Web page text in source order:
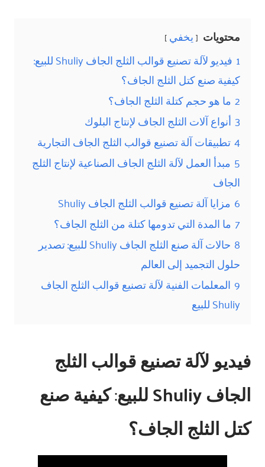
محتويات يخفي
1
فيديو لآلة تصنيع قوالب الثلج الجاف Shuliy للبيع:
كيفية صنع كتل الثلج الجاف؟
2 ما هو حجم كتلة الثلج الجاف؟
3 أنواع آلات الثلج الجاف لإنتاج البلوك
4تطبيقات آلة تصنيع قوالب الثلج الجاف التجارية
5 مبدأ العمل لآلة الثلج الجاف الصناعية لإنتاج الثلج
الجاف
6 مزايا آلة تصنيع قوالب الثلج الجاف Shuliy
7 ما المدة التي تدومها كتلة من الثلج الجاف؟
8
حالات آلة صنع الثلج الجاف Shuliy للبيع: تصدير
حلول التجميد إلى العالم
9 المعلمات الفنية لآلة تصنيع قوالب الثلج الجاف
Shuliy للبيع
فيديو لآلة تصنيع قوالب الثلج
الجاف Shuliy للبيع
:كيفية صنع
كتل الثلج الجاف؟